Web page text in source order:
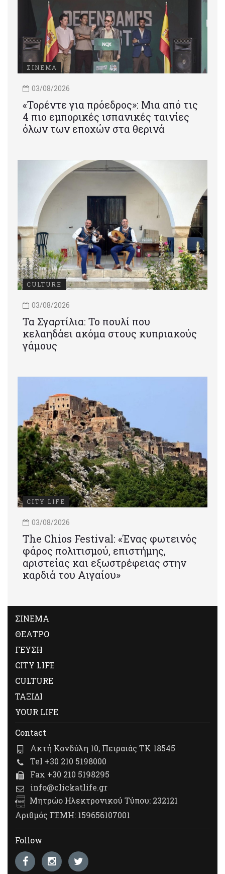
ΣΙΝΕΜΑ
03/08/2026
«Τορέντε για πρόεδρος»: Mια από τις
4 πιο εμπορικές ισπανικές ταινίες
όλων των εποχών στα θερινά
CULTURE
03/08/2026
Τα Σγαρτίλια: Το πουλί που
κελαηδάει ακόμα στους κυπριακούς
γάμους
CITY LIFE
03/08/2026
Τhe Chios Festival: «Ένας φωτεινός
φάρος πολιτισμού, επιστήμης,
αριστείας και εξωστρέφειας στην
καρδιά του Αιγαίου»
ΣΙΝΕΜΑ
ΘΕΑΤΡΟ
ΓΕΥΣΗ
CITY LIFE
CULTURE
ΤΑΞΙΔΙ
YOUR LIFE
Contact
Ακτή Κονδύλη 10, Πειραιάς ΤΚ 18545
Tel +30 210 5198000
Fax +30 210 5198295
info@clickatlife.gr
Μητρώο Ηλεκτρονικού Τύπου: 232121
Αριθμός ΓΕΜΗ: 159656107001
Follow